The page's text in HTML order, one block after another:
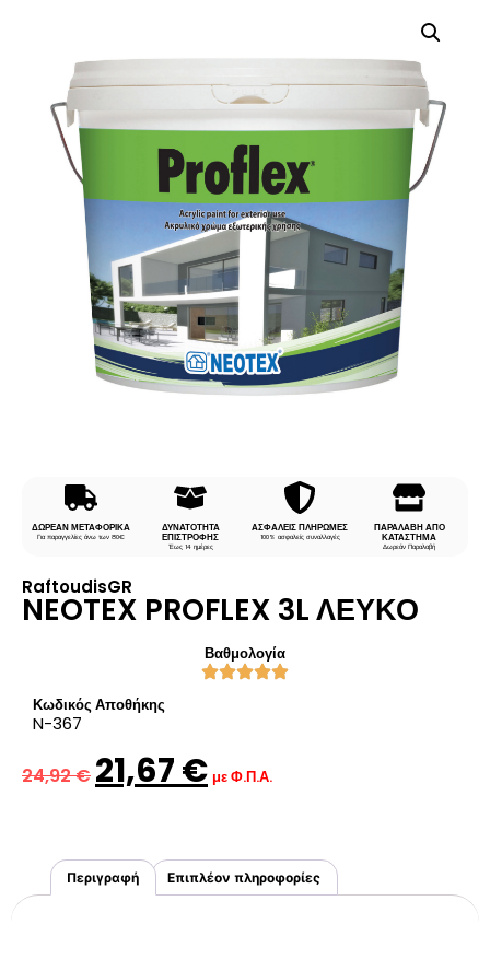
ΔΩΡΕΑΝ ΜΕΤΑΦΟΡΙΚΑ
Για παραγγελίες άνω των 80€
ΔΥΝΑΤΟΤΗΤΑ
ΕΠΙΣΤΡΟΦΗΣ
Έως 14 ημέρες
ΑΣΦΑΛΕΙΣ ΠΛΗΡΩΜΕΣ
100% ασφαλείς συναλλαγές
ΠΑΡΑΛΑΒΗ ΑΠΟ
ΚΑΤΑΣΤΗΜΑ
Δωρεάν Παραλαβή
RaftoudisGR
NEOTEX PROFLEX 3L ΛΕΥΚΟ
Βαθμολογία
Κωδικός Αποθήκης
N-367
24,92€ 21,67€ με Φ.Π.Α.
Περιγραφή Επιπλέον πληροφορίες